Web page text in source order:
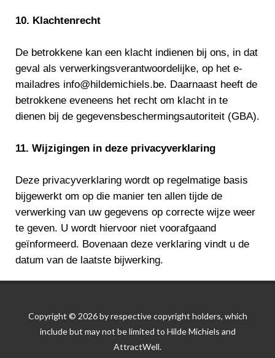
10. Klachtenrecht
De betrokkene kan een klacht indienen bij ons, in dat
geval als verwerkingsverantwoordelijke, op het e-
mailadres info@hildemichiels.be. Daarnaast heeft de
betrokkene eveneens het recht om klacht in te
dienen bij de gegevensbeschermingsautoriteit (GBA).
11. Wijzigingen in deze privacyverklaring
Deze privacyverklaring wordt op regelmatige basis
bijgewerkt om op die manier ten allen tijde de
verwerking van uw gegevens op correcte wijze weer
te geven. U wordt hiervoor niet voorafgaand
geïnformeerd. Bovenaan deze verklaring vindt u de
datum van de laatste bijwerking.
Copyright © 2026 by respective copyright holders, which
include but may not be limited to Hilde Michiels and
AttractWell.